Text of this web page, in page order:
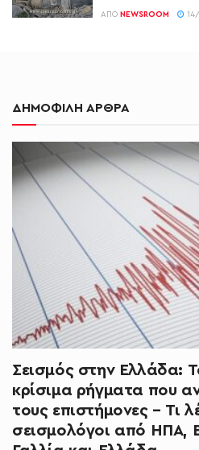
ΑΠΌ NEWSROOM
ΔΗΜΟΦΙΛΗ ΑΡΘΡΑ
Σεισμός στην Ελλάδα:
κρίσιμα ρήγματα που
τους επιστήμονες – Τι
σεισμολόγοι από ΗΠΑ,